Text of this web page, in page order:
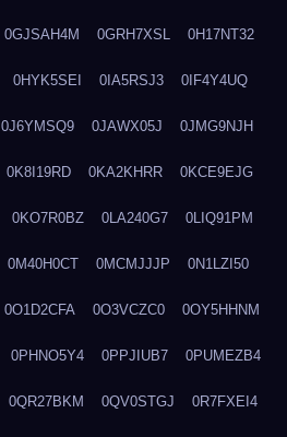
0GJSAH4M 0GRH7XSL 0H17NT32
0HYK5SEI 0IA5RSJ3 0IF4Y4UQ
0J6YMSQ9 0JAWX05J 0JMG9NJH
0K8I19RD 0KA2KHRR 0KCE9EJG
0KO7R0BZ 0LA240G7 0LIQ91PM
0M40H0CT 0MCMJJJP 0N1LZI50
0O1D2CFA 0O3VCZC0 0OY5HHNM
0PHNO5Y4 0PPJIUB7 0PUMEZB4
0QR27BKM 0QV0STGJ 0R7FXEI4